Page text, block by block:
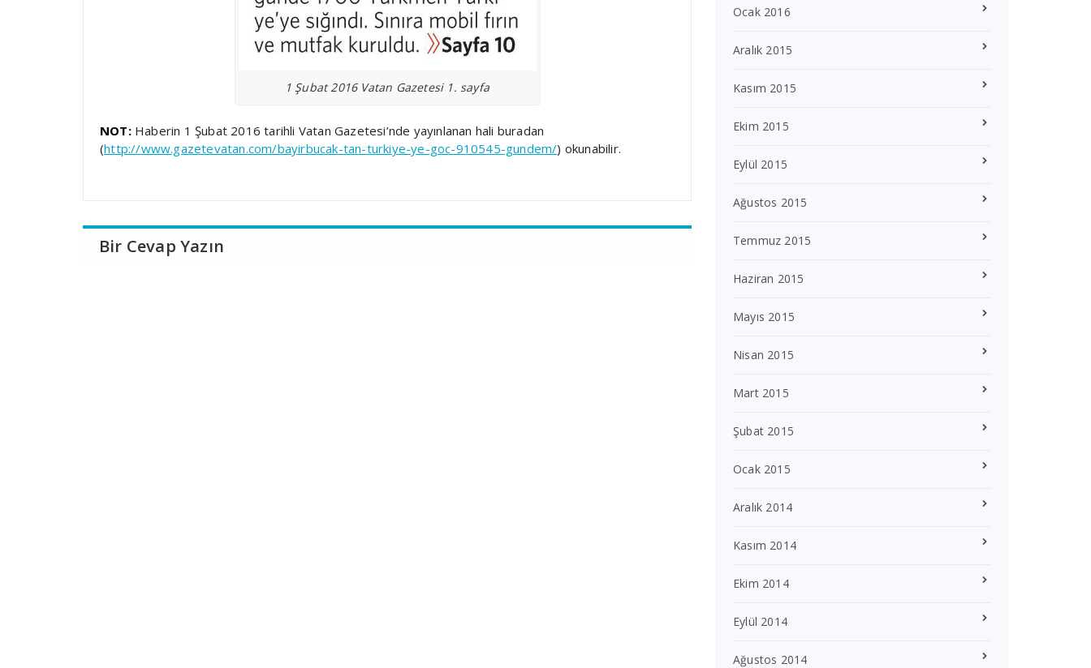
1 Şubat 2016 Vatan Gazetesi 1. sayfa
NOT:Haberin 1 Şubat 2016 tarihli Vatan Gazetesi’nde yayınlanan hali buradan
(http://www.gazetevatan.com/bayirbucak-tan-turkiye-ye-goc-910545-gundem/) okunabilir.
Bir Cevap Yazın
Ocak 2016
Aralık 2015
Kasım 2015
Ekim 2015
Eylül 2015
Ağustos 2015
Temmuz 2015
Haziran 2015
Mayıs 2015
Nisan 2015
Mart 2015
Şubat 2015
Ocak 2015
Aralık 2014
Kasım 2014
Ekim 2014
Eylül 2014
Ağustos 2014